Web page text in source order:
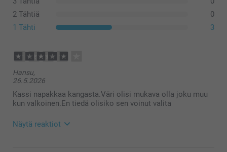
2 Tähtiä
0
1 Tähti
3
Hansu,
26.5.2026
Kassi napakkaa kangasta.Väri olisi mukava olla joku muu
kun valkoinen.En tiedä olisiko sen voinut valita
Näytä reaktiot